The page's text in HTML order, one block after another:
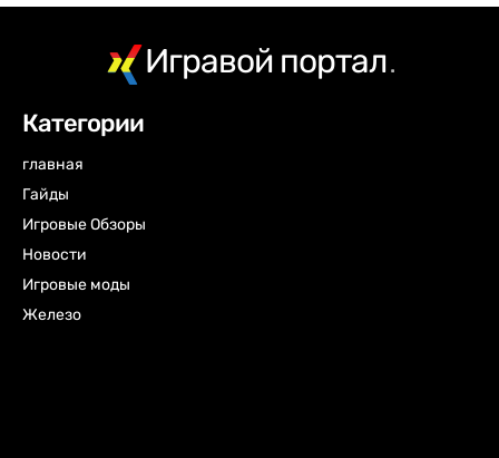
Игравой портал.
Категории
главная
Гайды
Игровые Обзоры
Новости
Игровые моды
Железо